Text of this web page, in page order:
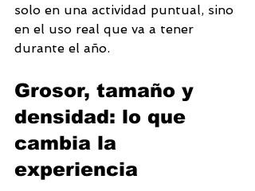
solo en una actividad puntual, sino
en el uso real que va a tener
durante el año.
Grosor, tamaño y
densidad: lo que
cambia la
experiencia